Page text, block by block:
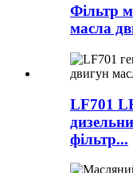
Фільтр
масла
LF701
фільтр...